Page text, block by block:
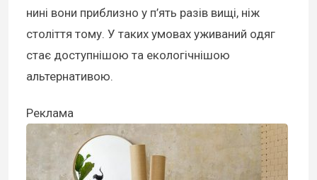
нині вони приблизно у п’ять разів вищі, ніж
століття тому. У таких умовах уживаний одяг
стає доступнішою та екологічнішою
альтернативою.
Реклама